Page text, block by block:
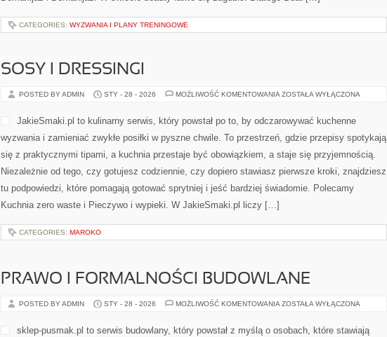
CATEGORIES: WYZWANIA I PLANY TRENINGOWE
SOSY I DRESSINGI
POSTED BY ADMIN STY - 28 - 2026 MOŻLIWOŚĆ KOMENTOWANIA SOSY
ZOSTAŁA WYŁĄCZONA
JakieSmaki.pl to kulinarny serwis, który powstał po to, by odczarowywać kuchenne
wyzwania i zamieniać zwykłe posiłki w pyszne chwile. To przestrzeń, gdzie przepisy spotykają
się z praktycznymi tipami, a kuchnia przestaje być obowiązkiem, a staje się przyjemnością.
Niezależnie od tego, czy gotujesz codziennie, czy dopiero stawiasz pierwsze kroki, znajdziesz
tu podpowiedzi, które pomagają gotować sprytniej i jeść bardziej świadomie. Polecamy
Kuchnia zero waste i Pieczywo i wypieki. W JakieSmaki.pl liczy […]
CATEGORIES: MAROKO
PRAWO I FORMALNOŚCI BUDOWLANE
POSTED BY ADMIN STY - 28 - 2026 MOŻLIWOŚĆ KOMENTOWANIA PRAWO
BUDOWLANE
ZOSTAŁA WYŁĄCZONA
sklep-pusmak.pl to serwis budowlany, który powstał z myślą o osobach, które stawiają